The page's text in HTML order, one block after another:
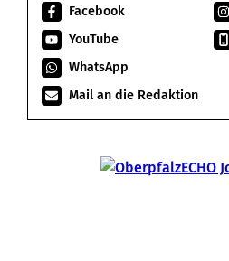
Facebook
YouTube
WhatsApp
Mail an die Redaktion